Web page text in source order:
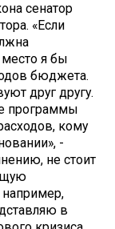
сенатор
«Если
место я бы
бюджета.
друг другу.
программы
кому
-
не стоит
в